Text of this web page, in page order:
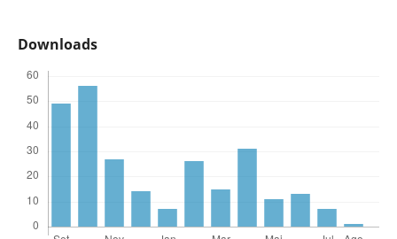
Downloads